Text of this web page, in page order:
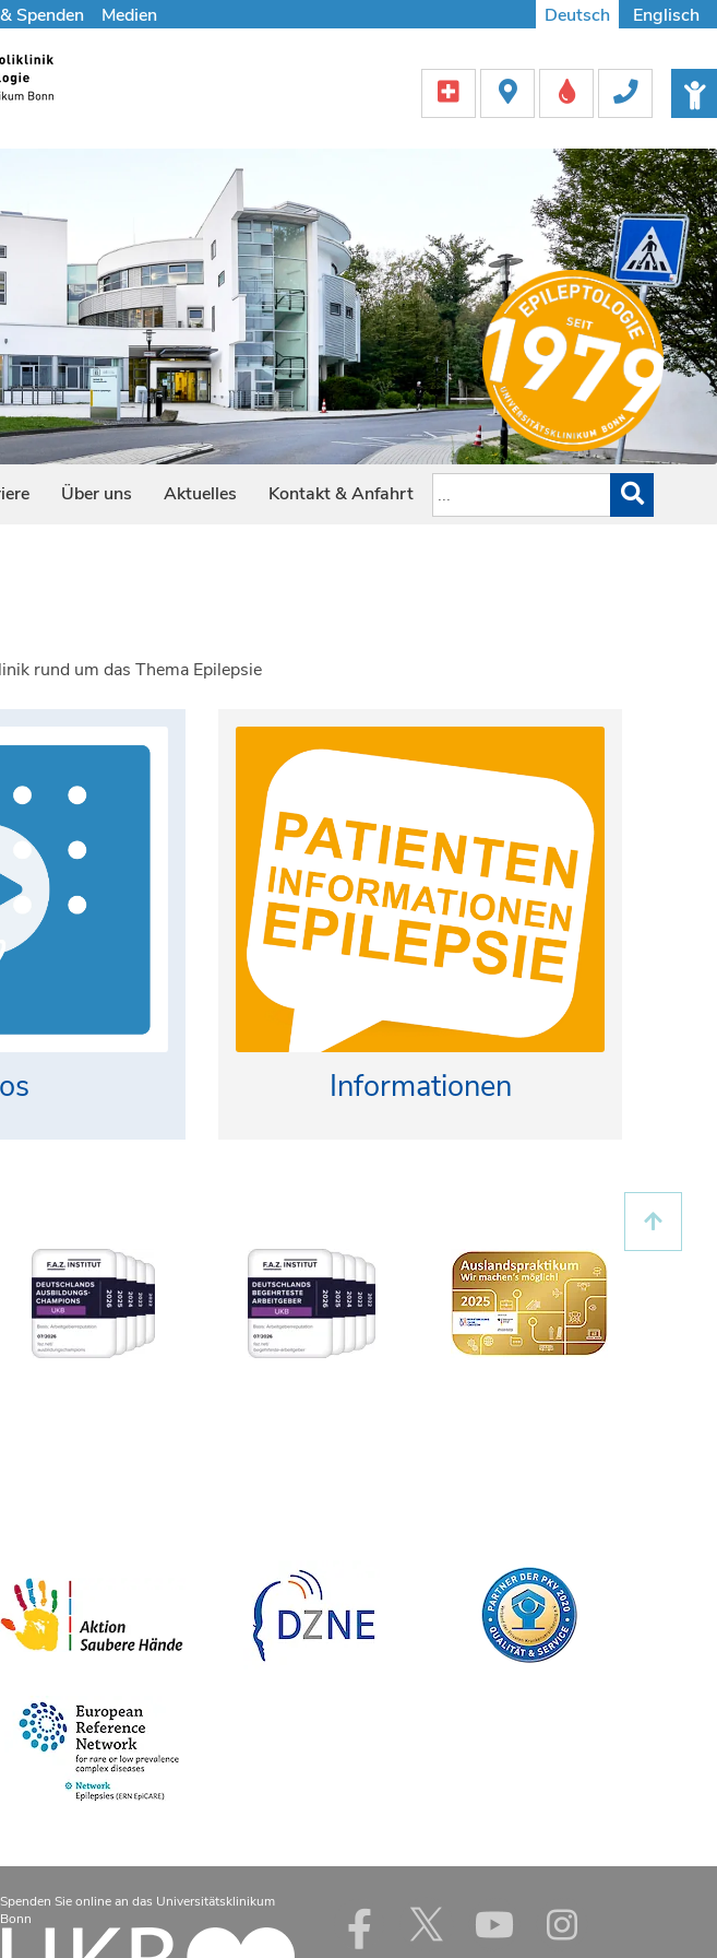
Spenden Medien Deutsch Englisch
Über uns Aktuelles Kontakt & Anfahrt
rund um das Thema Epilepsie
Informationen
Spenden Sie online an das Universitätsklinikum
Bonn